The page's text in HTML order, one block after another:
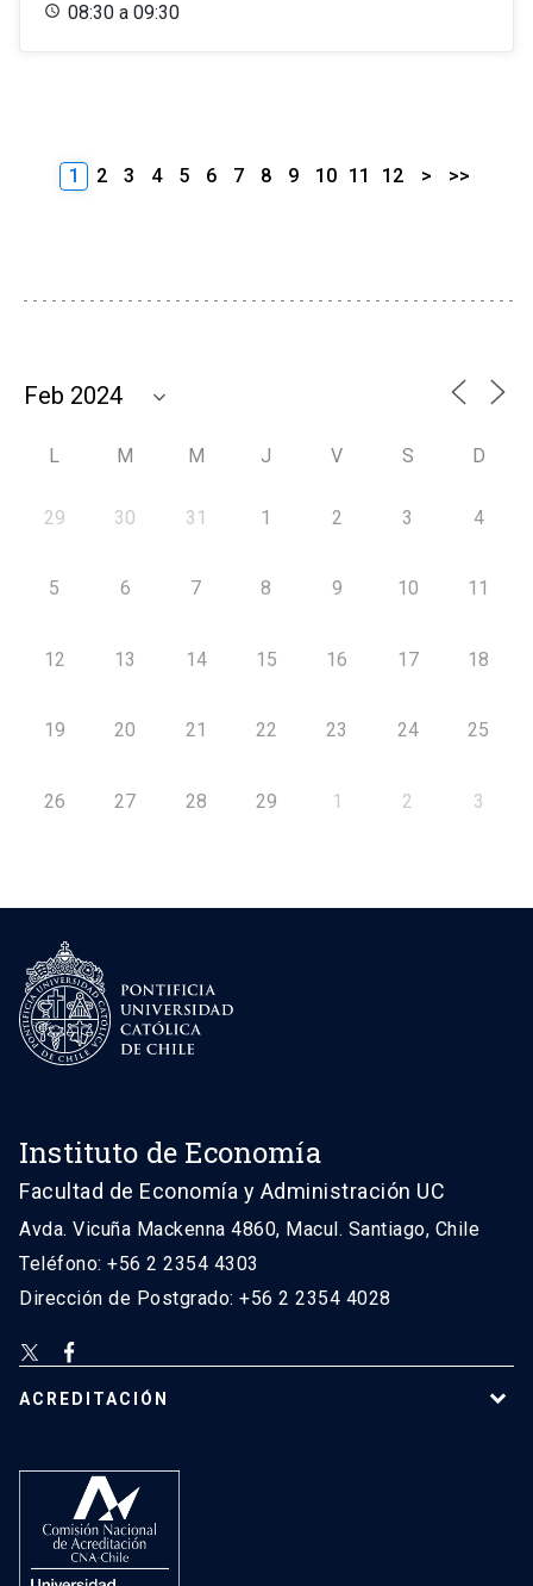
08:30 a 09:30
1 2 3 4 5 6 7 8 9 10 11 12 > >>
L M M J V S D
29 30 31 1 2 3 4
5 6 7 8 9 10 11
12 13 14 15 16 17 18
19 20 21 22 23 24 25
26 27 28 29 1 2 3
Instituto de Economía
Facultad de Economía y Administración UC
Avda. Vicuña Mackenna 4860, Macul. Santiago, Chile
Teléfono: +56 2 2354 4303
Dirección de Postgrado: +56 2 2354 4028
ACREDITACIÓN